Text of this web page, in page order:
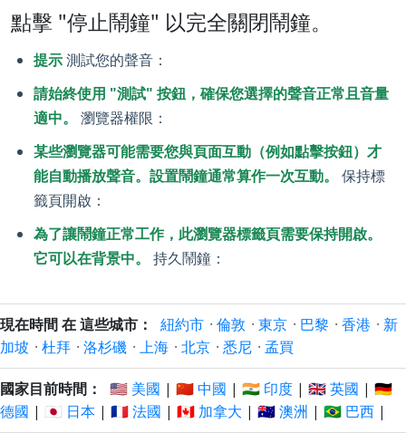
點擊 "停止鬧鐘" 以完全關閉鬧鐘。
提示測試您的聲音：
請始終使用 "測試" 按鈕，確保您選擇的聲音正常且音量
適中。
瀏覽器權限：
某些瀏覽器可能需要您與頁面互動（例如點擊按鈕）才
能自動播放聲音。設置鬧鐘通常算作一次互動。
保持標
籤頁開啟：
為了讓鬧鐘正常工作，此瀏覽器標籤頁需要保持開啟。
它可以在背景中。
持久鬧鐘：
現在時間 在 這些城市： 紐約市 · 倫敦 · 東京 · 巴黎 · 香港 · 新
加坡 · 杜拜 · 洛杉磯 · 上海 · 北京 · 悉尼 · 孟買
國家目前時間： 🇺🇸 美國 | 🇨🇳 中國 | 🇮🇳 印度 | 🇬🇧 英國 | 🇩🇪
德國 | 🇯🇵 日本 | 🇫🇷 法國 | 🇨🇦 加拿大 | 🇦🇺 澳洲 | 🇧🇷 巴西 |